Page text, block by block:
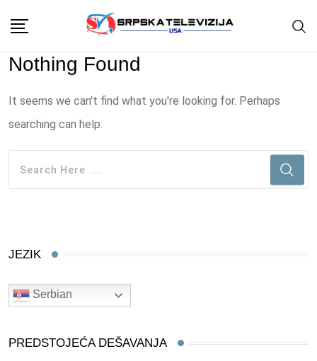
content
Nothing Found
It seems we can't find what you're looking for. Perhaps
searching can help.
JEZIK
Serbian
PREDSTOJEĆA DEŠAVANJA